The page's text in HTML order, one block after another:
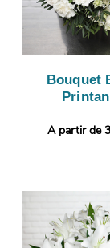
Bouquet
A partir de